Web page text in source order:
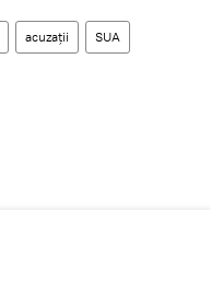
acuzații SUA